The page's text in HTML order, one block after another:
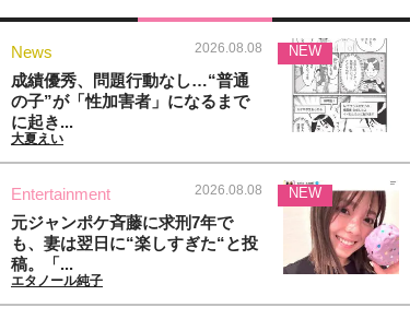
News 2026.08.08
成績優秀、問題行動なし…“普通
の子”が「性加害者」になるまで
に起き...
大夏えい
NEW
Entertainment 2026.08.08
元ジャンポケ斉藤に求刑7年で
も、妻は翌日に“楽しすぎた“と投
稿。「...
エタノール純子
NEW